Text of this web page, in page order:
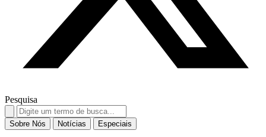
Pesquisa
Search
for:
Sobre Nós Notícias Especiais